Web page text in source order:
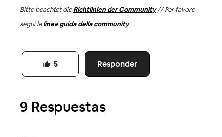
Bitte beachtet die Richtlinien der Community// Per favore
segui le linee guida della community
Responder
5
9 Respuestas